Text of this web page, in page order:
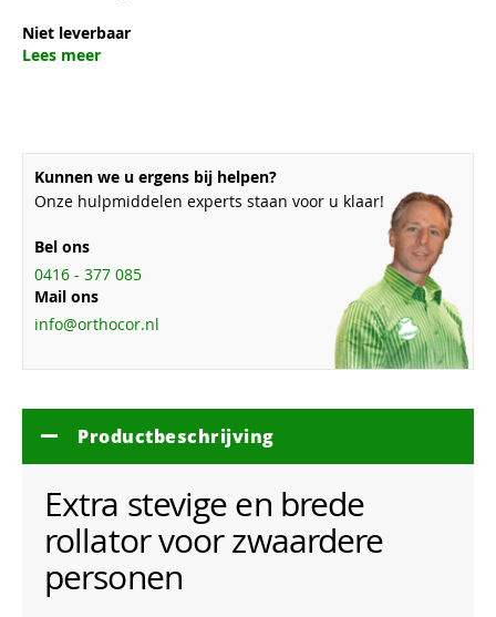
Niet leverbaar
Lees meer
Kunnen we u ergens bij helpen?
Onze hulpmiddelen experts staan voor u klaar!
Bel ons
0416 - 377 085
Mail ons
info@orthocor.nl
Productbeschrijving
Extra stevige en brede
rollator voor zwaardere
personen